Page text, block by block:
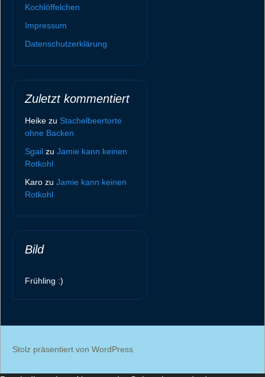
Kochlöffelchen
Impressum
Datenschutzerklärung
Zuletzt kommentiert
Heike zu Stachelbeertorte
ohne Backen
Sgail zu Jamie kann keinen
Rotkohl
Karo zu Jamie kann keinen
Rotkohl
Bild
Frühling :)
Stolz präsentiert von WordPress